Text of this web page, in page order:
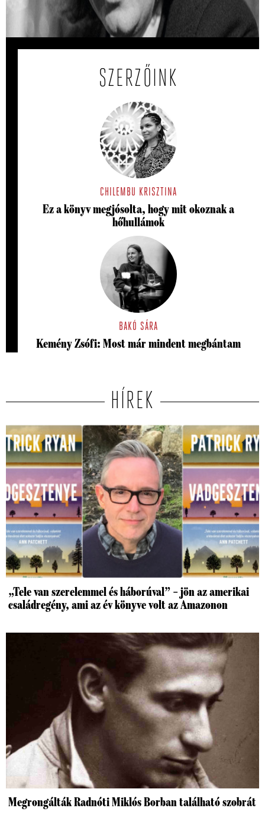
Esterházy Péter 1982-ben egy papírra lemásolta Ottlik
Géza kultikus regényét.
SZERZŐINK
CHILEMBU KRISZTINA
Ez a könyv megjósolta, hogy mit okoznak a
hőhullámok
BAKÓ SÁRA
Kemény Zsófi: Most már mindent megbántam
HÍREK
„Tele van szerelemmel és háborúval” – jön az amerikai
családregény, ami az év könyve volt az Amazonon
Megrongálták Radnóti Miklós Borban található szobrát